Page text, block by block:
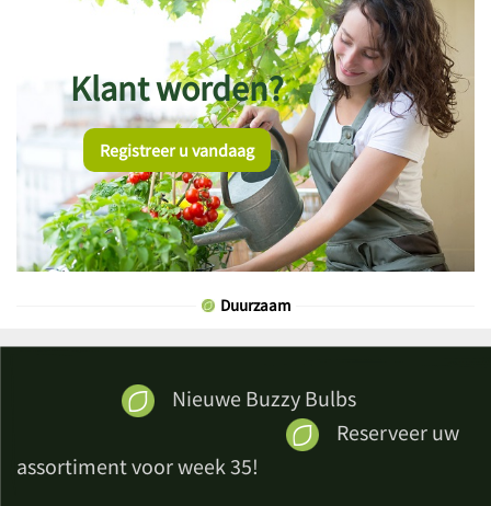
Klant worden?
Registreer u vandaag
Duurzaam
Nieuwe Buzzy Bulbs
Reserveer uw
assortiment voor week 35!